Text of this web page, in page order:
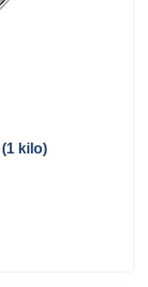
kilo)